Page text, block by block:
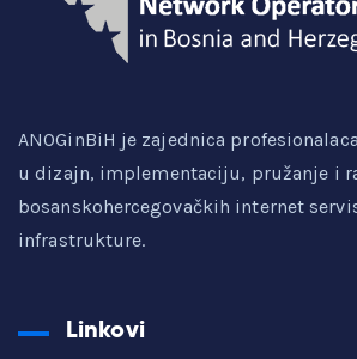
ANOGinBiH je zajednica
u dizajn, implementaciju, pružanje i
bosanskohercegovačkih internet
infrastrukture.
Linkovi